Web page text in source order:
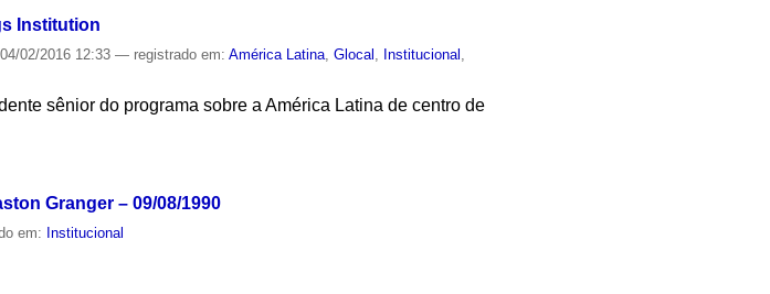
Institution
04/02/2016 12:33— registrado em:América Latina ,Glocal Institucional
sênior do programa sobre a América Latina de centro de
Granger – 09/08/1990
em: Institucional